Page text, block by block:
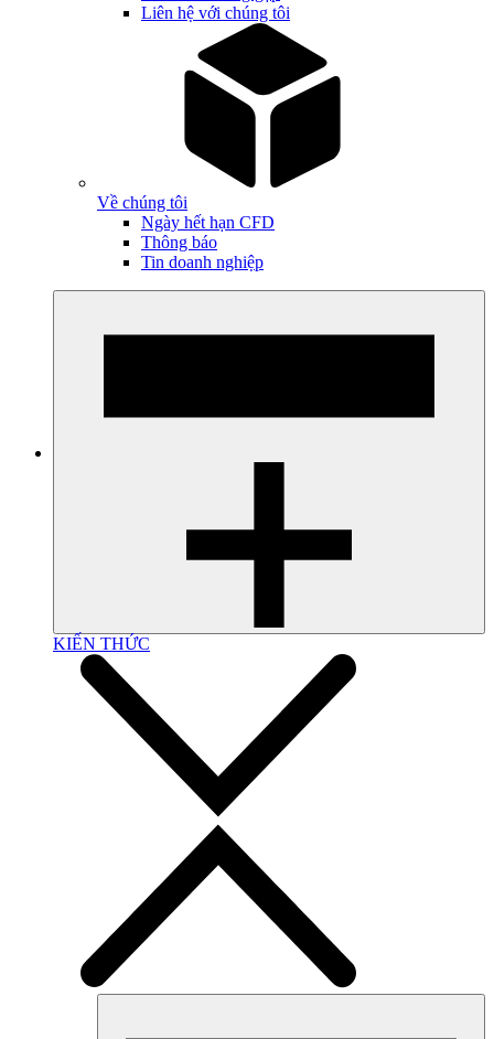
Liên hệ với chúng tôi
Về chúng tôi
Ngày hết hạn CFD
Thông báo
Tin doanh nghiệp
KIẾN THỨC